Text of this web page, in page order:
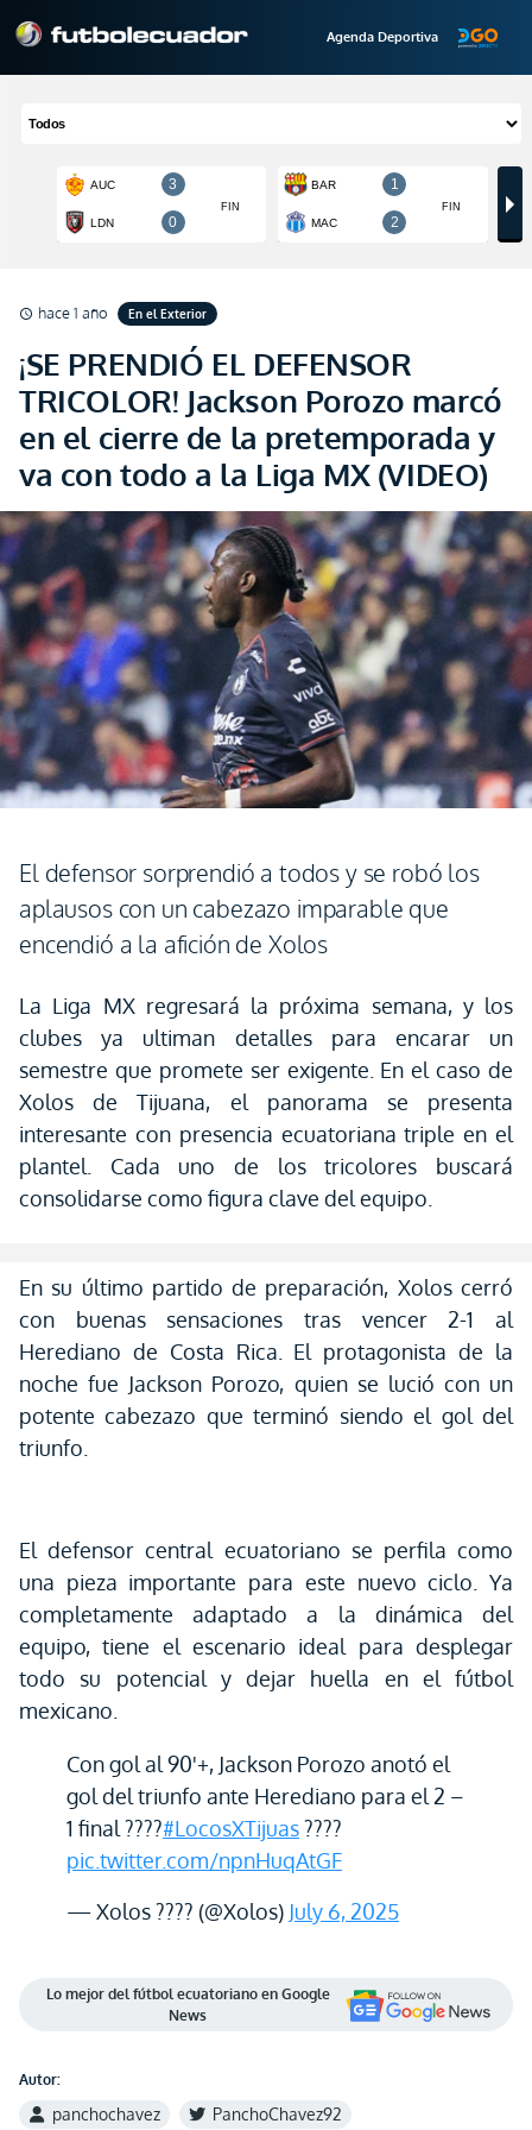
Agenda Deportiva
schedule hace 1 año En el Exterior
¡SE PRENDIÓ EL DEFENSOR
TRICOLOR! Jackson Porozo marcó
en el cierre de la pretemporada y
va con todo a la Liga MX (VIDEO)
El defensor sorprendió a todos y se robó los
aplausos con un cabezazo imparable que
encendió a la afición de Xolos
La Liga MX regresará la próxima semana, y los
clubes ya ultiman detalles para encarar un
semestre que promete ser exigente. En el caso de
Xolos de Tijuana, el panorama se presenta
interesante con presencia ecuatoriana triple en el
plantel. Cada uno de los tricolores buscará
consolidarse como figura clave del equipo.
En su último partido de preparación, Xolos cerró
con buenas sensaciones tras vencer 2-1 al
Herediano de Costa Rica. El protagonista de la
noche fue Jackson Porozo, quien se lució con un
potente cabezazo que terminó siendo el gol del
triunfo.
El defensor central ecuatoriano se perfila como
una pieza importante para este nuevo ciclo. Ya
completamente adaptado a la dinámica del
equipo, tiene el escenario ideal para desplegar
todo su potencial y dejar huella en el fútbol
mexicano.
Con gol al 90'+, Jackson Porozo anotó el
gol del triunfo ante Herediano para el 2 –
1 final ????#LocosXTijuas????
pic.twitter.com/npnHuqAtGF
— Xolos ???? (@Xolos) July 6, 2025
Lo mejor del fútbol ecuatoriano en Google
News
Autor:
panchochavez PanchoChavez92